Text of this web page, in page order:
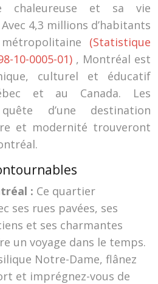
chaleureuse et sa vie
4,3 millions d’habitants
(Statistique
10-0005-01) , Montréal est
culturel et éducatif
et au Canada. Les
d’une destination
et modernité trouveront
: Ce quartier
ses rues pavées, ses
et ses charmantes
un voyage dans le temps.
Notre-Dame, flânez
et imprégnez-vous de